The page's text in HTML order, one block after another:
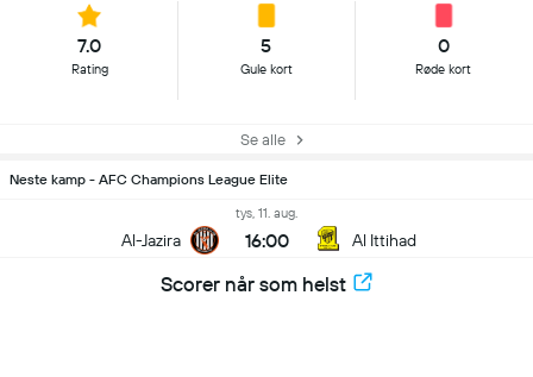
7.0
Rating
5
Gule kort
0
Røde kort
Se alle
Neste kamp - AFC Champions League Elite
Al-Jazira
tys, 11. aug.
16:00 Al Ittihad
Scorer når som helst